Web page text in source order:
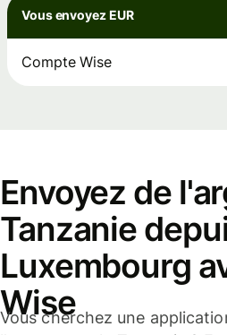
Vous envoyez EUR
Compte Wise
Envoyez de
Tanzanie
Luxembourg
Wise
Vous cherchez une